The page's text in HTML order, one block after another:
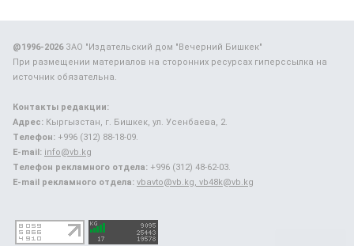
@1996-2026ЗАО "Издательский дом "Вечерний Бишкек"
При размещении материалов на сторонних ресурсах гиперссылка на
источник обязательна.
Контакты редакции:
Адрес: Кыргызстан, г. Бишкек, ул. Усенбаева, 2.
Телефон: +996 (312) 88-18-09.
E-mail: info@vb.kg
Телефон рекламного отдела: +996 (312) 48-62-03.
E-mail рекламного отдела: vbavto@vb.kg, vb48k@vb.kg